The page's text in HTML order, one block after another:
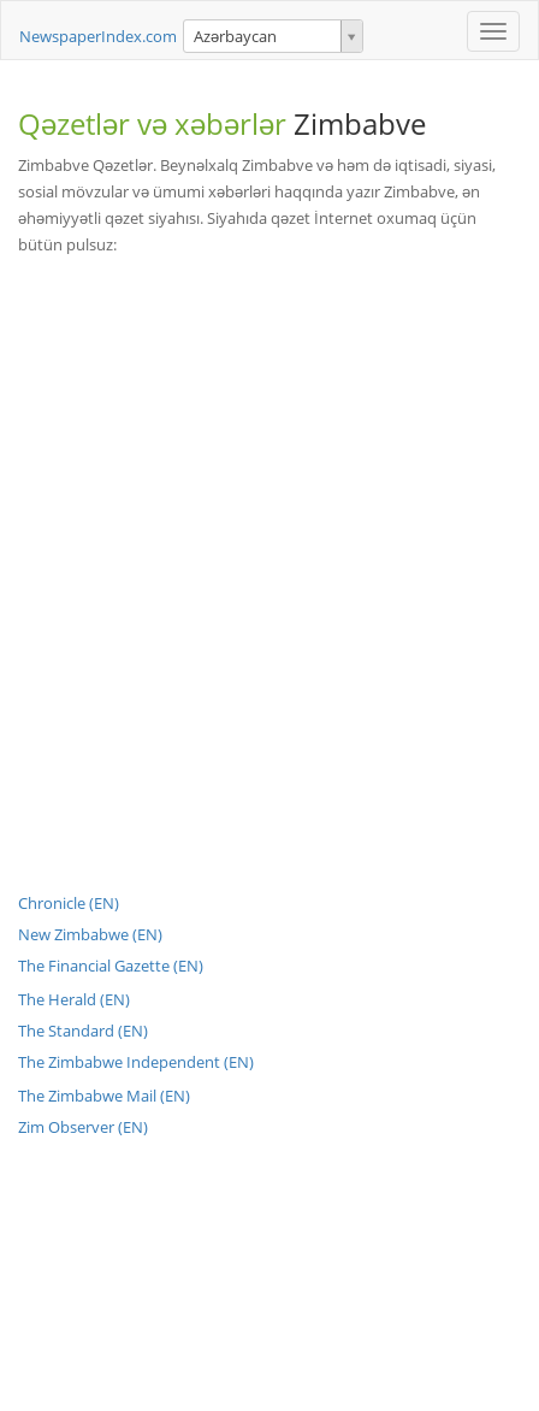
Toggle
NewspaperIndex.com Azərbaycan
Qəzetlər və xəbərlər Zimbabve
Zimbabve Qəzetlər. Beynəlxalq Zimbabve və həm də iqtisadi, siyasi,
sosial mövzular və ümumi xəbərləri haqqında yazır Zimbabve, ən
əhəmiyyətli qəzet siyahısı. Siyahıda qəzet İnternet oxumaq üçün
bütün pulsuz:
Chronicle (EN)
New Zimbabwe (EN)
The Financial Gazette (EN)
The Herald (EN)
The Standard (EN)
The Zimbabwe Independent (EN)
The Zimbabwe Mail (EN)
Zim Observer (EN)